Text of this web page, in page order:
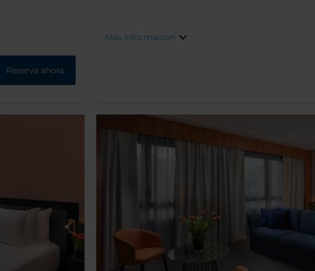
Reserva ahora
Más información